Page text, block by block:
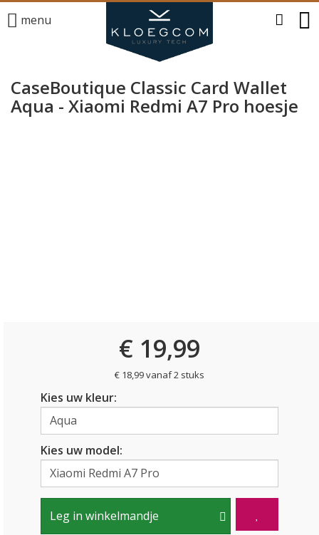
menu
CaseBoutique Classic Card Wallet
Aqua - Xiaomi Redmi A7 Pro hoesje
€ 19,99
€ 18,99 vanaf 2 stuks
Kies uw kleur:
Kies uw model:
Leg in winkelmandje